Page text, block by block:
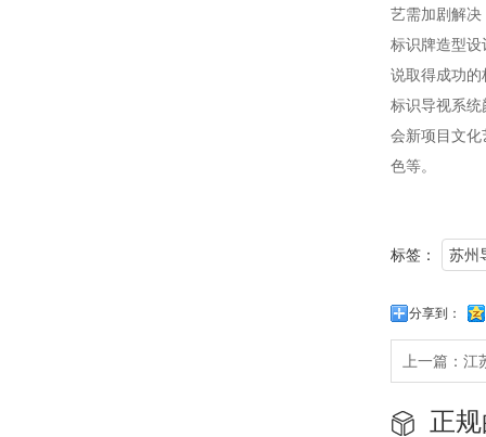
艺需加剧解
标识
说取得成功
标
会新项目文
色等。
标签： 苏州
分享到：
上一篇： 江
正